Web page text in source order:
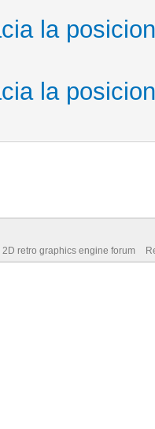
la
la
retro graphics engine forum